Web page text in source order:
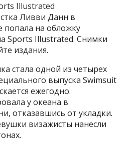
Illustrated
Ливви Данн в
попала на обложку
Sports Illustrated. Снимки
издания.
стала одной из четырех
выпуска Swimsuit
ежегодно.
у океана в
отказавшись от укладки.
визажисты нанесли